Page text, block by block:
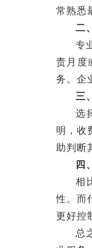
常熟悉
二
专
责月度
务。企
三
选
明，收
助判断
四
相
性。而
更好控
总